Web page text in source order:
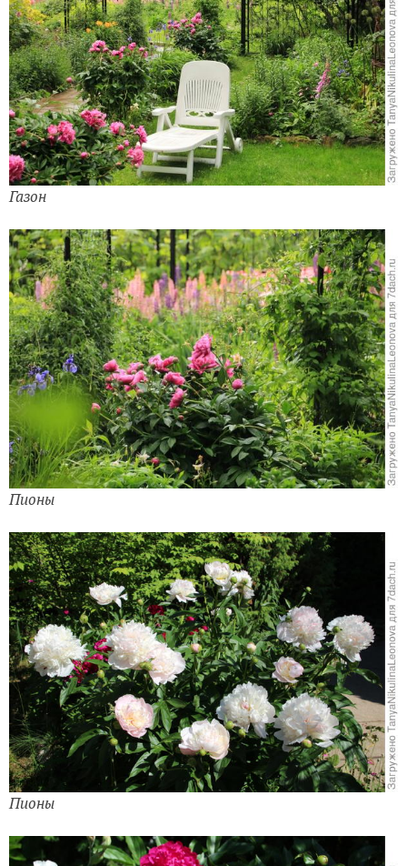
Газон
Пионы
Пионы